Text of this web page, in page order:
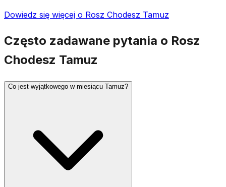
Dowiedz się więcej o Rosz Chodesz Tamuz
Często zadawane pytania o Rosz
Chodesz Tamuz
Co jest wyjątkowego w miesiącu Tamuz?